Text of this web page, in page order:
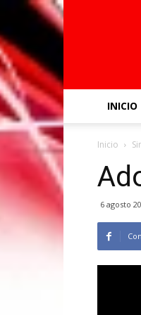
INICIO
Inicio
6 agosto